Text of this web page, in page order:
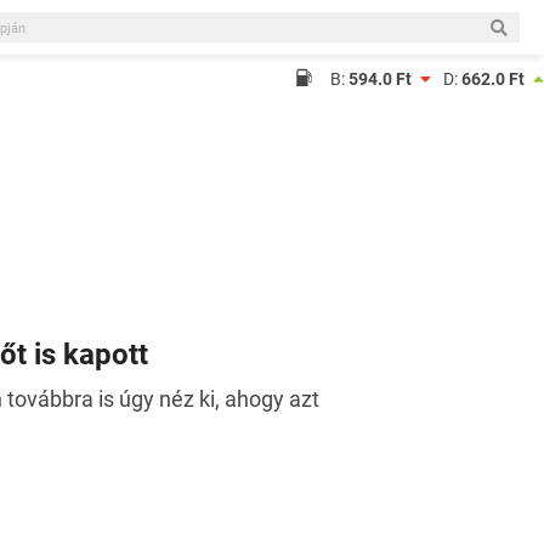
B:594.0 Ft D:662.0 Ft
is kapott
is úgy néz ki, ahogy azt